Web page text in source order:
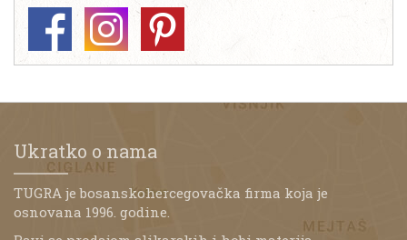
Ukratko o nama
TUGRA je bosanskohercegovačka firma koja je
osnovana 1996. godine.